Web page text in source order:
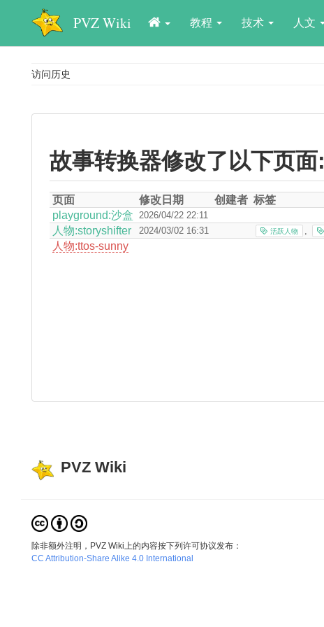
PVZ Wiki 教程 技术 人文
访问历史
故事转换器修改了以下页面:
页面 修改日期 创建者 标签
playground:沙盒 2026/04/22 22:11
人物:storyshifter 2024/03/02 16:31 活跃人物 ,
人物:ttos-sunny
PVZ Wiki
除非额外注明，PVZ Wiki上的内容按下列许可协议发布：
CC Attribution-Share Alike 4.0 International